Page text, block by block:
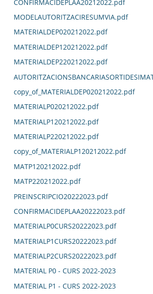
CONFIRMACIDEPLAA20212022.pdf
MODELAUTORITZACIRESUMVIA.pdf
MATERIALDEP020212022.pdf
MATERIALDEP120212022.pdf
MATERIALDEP220212022.pdf
copy_of_MATERIALDEP020212022.pdf
MATERIALP020212022.pdf
MATERIALP120212022.pdf
MATERIALP220212022.pdf
copy_of_MATERIALP120212022.pdf
MATP120212022.pdf
MATP220212022.pdf
PREINSCRIPCIO20222023.pdf
CONFIRMACIDEPLAA20222023.pdf
MATERIALP0CURS20222023.pdf
MATERIALP1CURS20222023.pdf
MATERIALP2CURS20222023.pdf
MATERIAL P0 - CURS 2022-2023
MATERIAL P1 - CURS 2022-2023